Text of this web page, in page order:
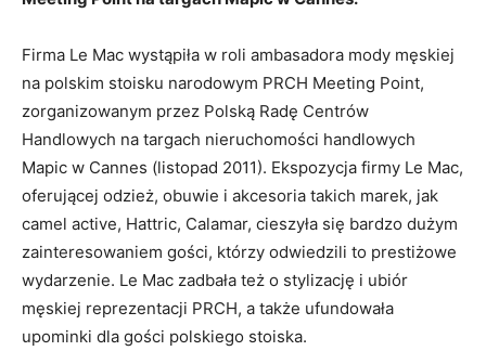
Firma Le Mac wystąpiła w roli ambasadora mody męskiej
na polskim stoisku narodowym PRCH Meeting Point,
zorganizowanym przez Polską Radę Centrów
Handlowych na targach nieruchomości handlowych
Mapic w Cannes (listopad 2011). Ekspozycja firmy Le Mac,
oferującej odzież, obuwie i akcesoria takich marek, jak
camel active, Hattric, Calamar, cieszyła się bardzo dużym
zainteresowaniem gości, którzy odwiedzili to prestiżowe
wydarzenie. Le Mac zadbała też o stylizację i ubiór
męskiej reprezentacji PRCH, a także ufundowała
upominki dla gości polskiego stoiska.